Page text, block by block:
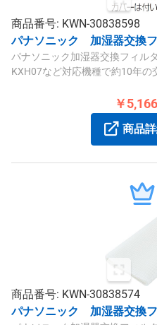
商品番号: KWN-30838598
パナソニック 加湿器交換
パナソニック加湿器交換フィル
KXH07など対応機種で約10年
￥
商品
商品番号: KWN-30838574
パナソニック 加湿器交換